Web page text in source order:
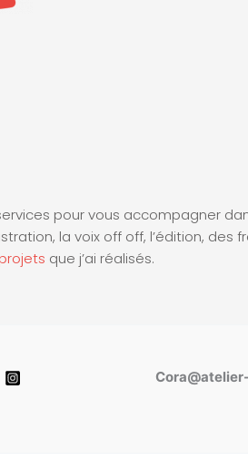
pour vous accompagner
la voix off off, l’édition,
que j’ai réalisés.